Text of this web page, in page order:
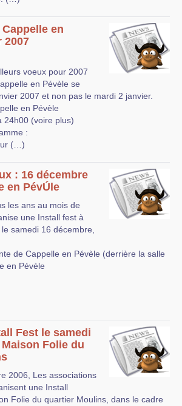
en
2007
voeux pour 2007
en Pévèle se
2007 et non pas le mardi 2 janvier.
en Pévèle
24h00 (voire plus)
:
(…)
: 16 décembre
en PévÚle
les ans au mois de
une Install fest à
samedi 16 décembre,
de Cappelle en Pévèle (derrière la salle
en Pévèle
Fest le samedi
Folie du
2006, Les associations
une Install
Folie du quartier Moulins, dans le cadre